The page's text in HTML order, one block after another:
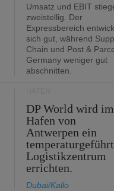
Umsatz und EBIT
zweistellig. Der
Expressbereich
sich gut, während
Chain und Post &
Germany weniger gut
abschnitten.
DP World wird im
Hafen von
Antwerpen ein
Logistikzentrum
errichten.
Dubai/Kallo